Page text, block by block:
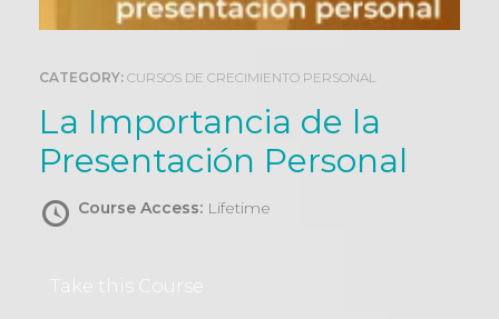
CATEGORY: CURSOS DE CRECIMIENTO PERSONAL
La Importancia de la
Presentación Personal
Course Access: Lifetime
Take this Course